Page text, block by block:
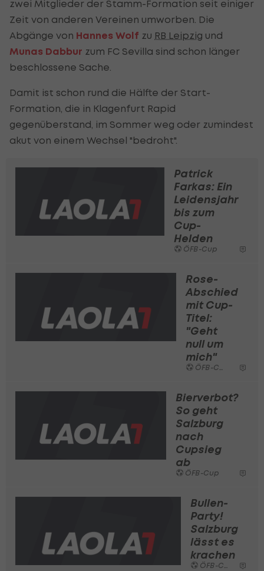
zwei Mitglieder der Stamm-Formation seit einiger
Zeit von anderen Vereinen umworben. Die
Abgänge von Hannes Wolf zu RB Leipzig und
Munas Dabbur zum FC Sevilla sind schon länger
beschlossene Sache.
Damit ist schon rund die Hälfte der Start-
Formation, die in Klagenfurt Rapid
gegenüberstand, im Sommer weg oder zumindest
akut von einem Wechsel "bedroht".
Patrick
Farkas: Ein
Leidensjahr
bis zum
Cup-
Helden
ÖFB-Cup
Rose-
Abschied
mit Cup-
Titel:
"Geht
null um
mich"
ÖFB-Cup
Bierverbot?
So geht
Salzburg
nach
Cupsieg
ab
ÖFB-Cup
Bullen-
Party!
Salzburg
lässt es
krachen
ÖFB-Cup